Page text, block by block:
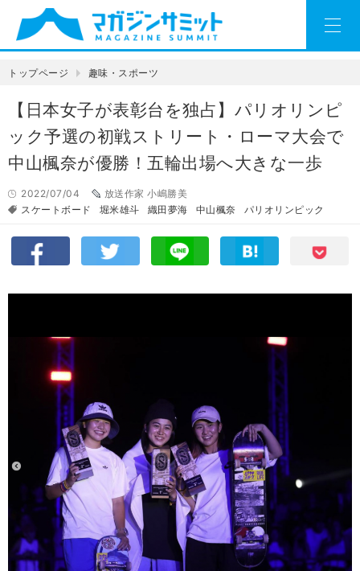
トップページ 趣味・スポーツ
【日本女子が表彰台を独占】パリオリンピ
ック予選の初戦ストリート・ローマ大会で
中山楓奈が優勝！五輪出場へ大きな一歩
2022/07/04
放送作家 小嶋勝美
スケートボード
堀米雄斗 織田夢海 中山楓奈 パリオリンピック